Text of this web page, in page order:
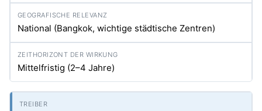
National (Bangkok, wichtige städtische Zentren)
Mittelfristig (2–4 Jahre)